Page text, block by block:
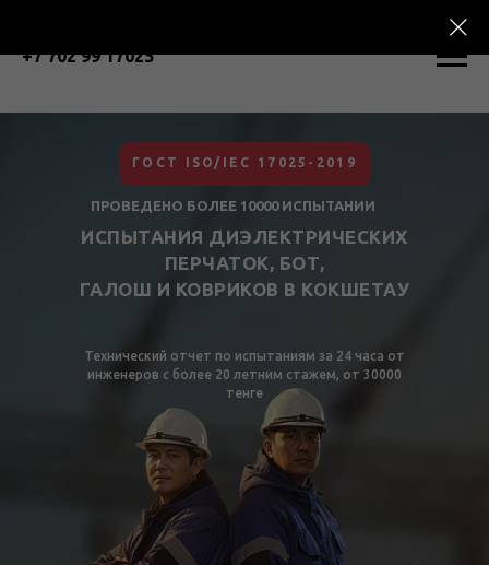
+7 702 99 17025
ПРОВЕДЕНО БОЛЕЕ 10000 ИСПЫТАНИИ
ИСПЫТАНИЯ ДИЭЛЕКТРИЧЕСКИХ
ПЕРЧАТОК, БОТ,
ГАЛОШ И КОВРИКОВ В КОКШЕТАУ
ГОСТ ISO/IEC 17025-2019
Технический отчет по испытаниям за 24 часа от
инженеров с более 20 летним стажем, от 30000
тенге